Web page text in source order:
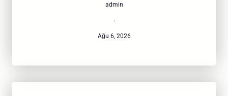
admin
·
Ağu 6, 2026